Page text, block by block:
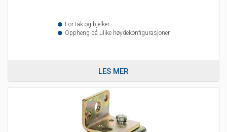
For tak og bjelker
Oppheng på ulike høydekonfigurasjoner
LES MER